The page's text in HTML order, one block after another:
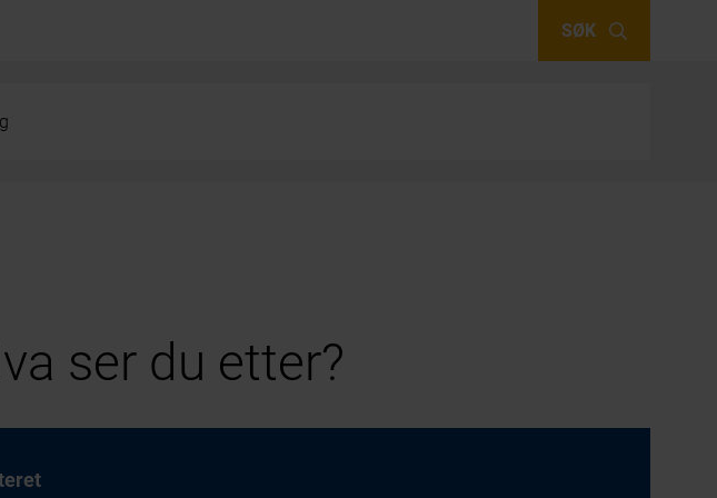
SØK
ser du etter?